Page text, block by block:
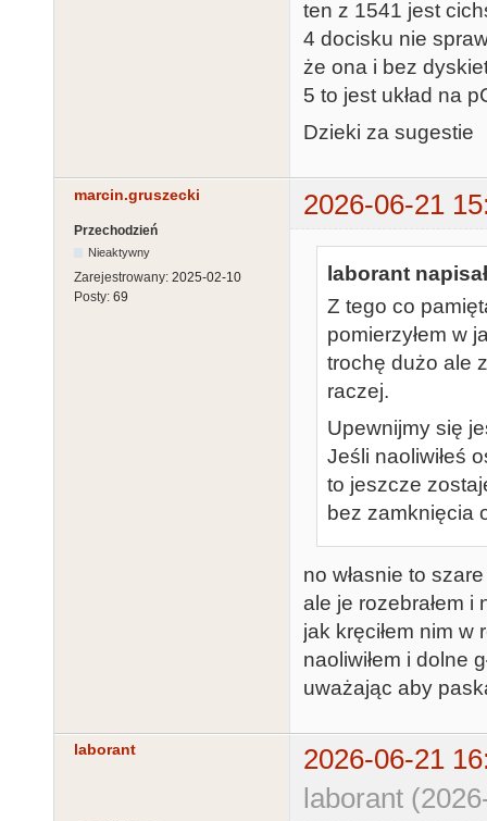
ten z 1541 jest
4 docisku nie
że ona i bez
5 to jest układ na
Dzieki za sugestie
marcin.gruszecki 2026-06-21
Przechodzień
Nieaktywny
Zarejestrowany: 2025-02-10
Posty: 69
laborant
Z tego co
pomierzyłem w
trochę dużo ale
raczej.
Upewnijmy się
Jeśli naoliwiłeś
to jeszcze
bez zamknięcia
no własnie to
ale je rozebrałem i
jak kręciłem nim w
naoliwiłem i dolne
uważając aby
laborant
2026-06-21
laborant